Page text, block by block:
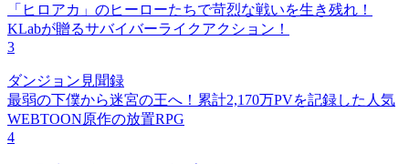
「ヒロアカ」のヒーローたちで苛烈な戦いを生き残れ！
KLabが贈るサバイバーライクアクション！
3
ダンジョン見聞録
最弱の下僕から迷宮の王へ！累計2,170万PVを記録した人気
WEBTOON原作の放置RPG
4